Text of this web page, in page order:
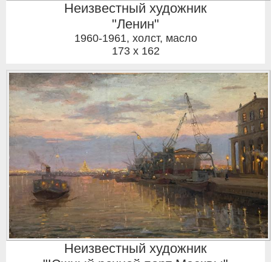
Неизвестный художник
"Ленин"
1960-1961, холст, масло
173 x 162
Неизвестный художник